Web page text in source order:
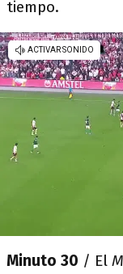
tiempo.
Minuto 30 / El